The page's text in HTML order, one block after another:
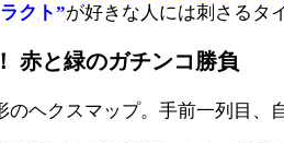
クト”が好きな人には刺さるタ
赤と緑のガチンコ勝負
ヘクスマップ。手前一列目、